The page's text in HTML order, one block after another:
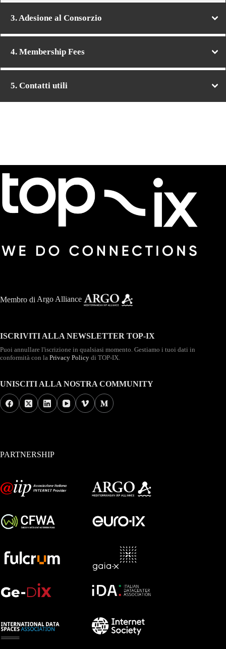
3. Adesione al Consorzio
4. Membership Fees
5. Contatti utili
Membro di Argo Alliance
ISCRIVITI ALLA NEWSLETTER TOP-IX
Puoi annullare l'iscrizione in qualsiasi momento. Gestiamo i tuoi dati in
conformità con la Privacy Policy di TOP-IX.
UNISCITI ALLA NOSTRA COMMUNITY
PARTNERSHIP